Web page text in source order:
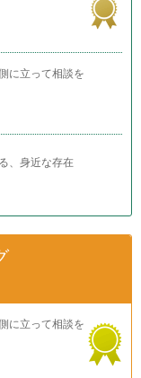
に立って相談を
、身近な存在
に立って相談を